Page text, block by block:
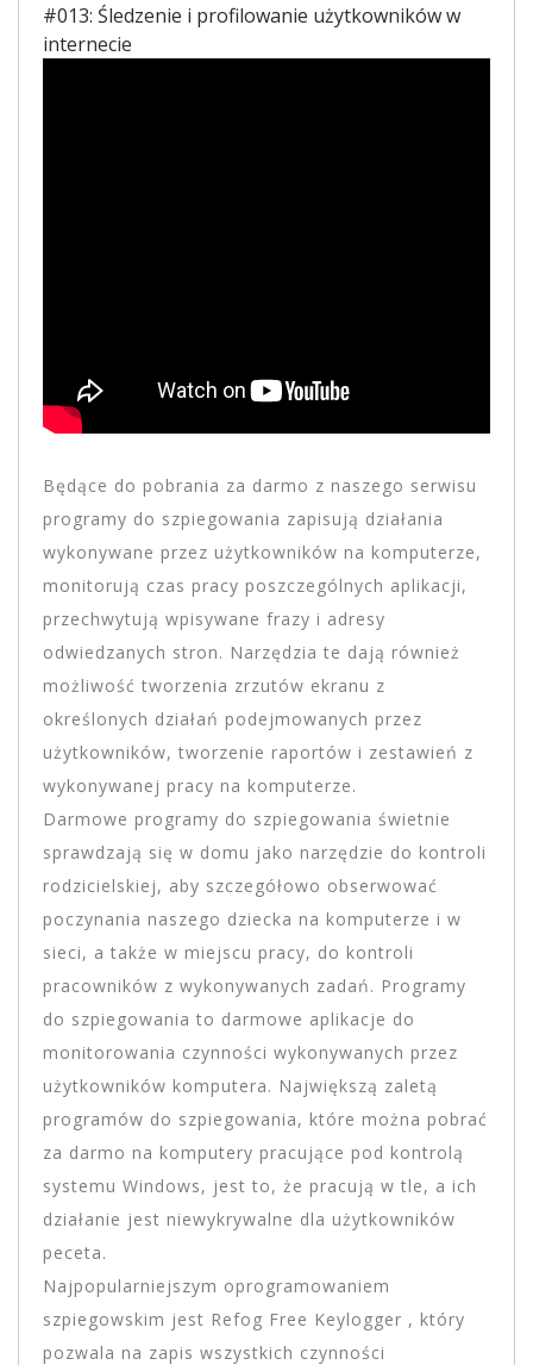
#013: Śledzenie i profilowanie użytkowników w
internecie
Będące do pobrania za darmo z naszego serwisu
programy do szpiegowania zapisują działania
wykonywane przez użytkowników na komputerze,
monitorują czas pracy poszczególnych aplikacji,
przechwytują wpisywane frazy i adresy
odwiedzanych stron. Narzędzia te dają również
możliwość tworzenia zrzutów ekranu z
określonych działań podejmowanych przez
użytkowników, tworzenie raportów i zestawień z
wykonywanej pracy na komputerze.
Darmowe programy do szpiegowania świetnie
sprawdzają się w domu jako narzędzie do kontroli
rodzicielskiej, aby szczegółowo obserwować
poczynania naszego dziecka na komputerze i w
sieci, a także w miejscu pracy, do kontroli
pracowników z wykonywanych zadań. Programy
do szpiegowania to darmowe aplikacje do
monitorowania czynności wykonywanych przez
użytkowników komputera. Największą zaletą
programów do szpiegowania, które można pobrać
za darmo na komputery pracujące pod kontrolą
systemu Windows, jest to, że pracują w tle, a ich
działanie jest niewykrywalne dla użytkowników
peceta.
Najpopularniejszym oprogramowaniem
szpiegowskim jest Refog Free Keylogger , który
pozwala na zapis wszystkich czynności